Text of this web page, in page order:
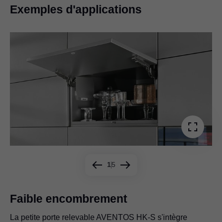
Exemples d'applications
15
Faible encombrement
La petite porte relevable AVENTOS HK-S s'intègre
AVENTOS HK-S garantit un accès optimal aux contenus
Avec l’assistance mécanique à l’ouverture TIP-ON, les